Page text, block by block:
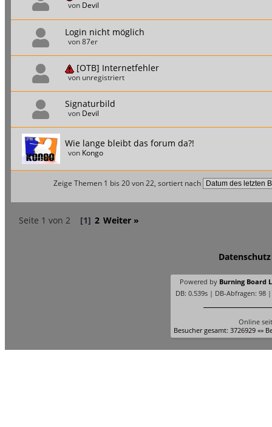
von Devil
Login nicht möglich
von 87er
[OTB] Internetfehler
von unregistriert
Signaturbild
von Devil
Wie lange bleibt das forum da?!
von Kongo
Zeige Themen 1 bis 20 von 22, sortiert nach
Seite 1 von 2 [1] 2 Weiter »
Datenschutz
Powered by Burning Board
DB: 0.539s | DB-Abfragen: 98
Online
Besucher gesamt: 3726929 «»